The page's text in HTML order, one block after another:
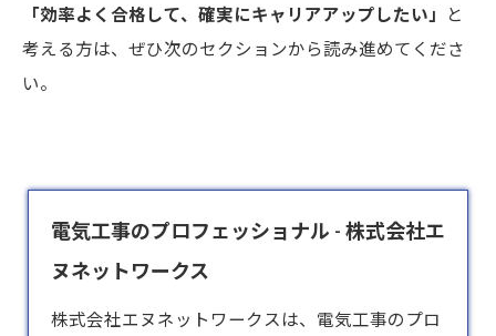
「効率よく合格して、確実にキャリアアップしたい」 と
考える方は、ぜひ次のセクションから読み進めてくださ
い。
電気工事のプロフェッショナル - 株式会社エ
ヌネットワークス
株式会社エヌネットワークスは、 電気工事のプロ